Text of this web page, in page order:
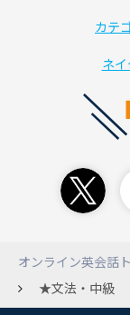
カテ
ネ
オンライン英会話
★文法・中級 「37；方法・状況」 で分からないところがあります。 free conversationの２に 「Do you